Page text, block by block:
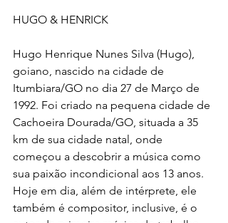
HUGO & HENRICK
Hugo Henrique Nunes Silva (Hugo),
goiano, nascido na cidade de
Itumbiara/GO no dia 27 de Março de
1992. Foi criado na pequena cidade de
Cachoeira Dourada/GO, situada a 35
km de sua cidade natal, onde
começou a descobrir a música como
sua paixão incondicional aos 13 anos.
Hoje em dia, além de intérprete, ele
também é compositor, inclusive, é o